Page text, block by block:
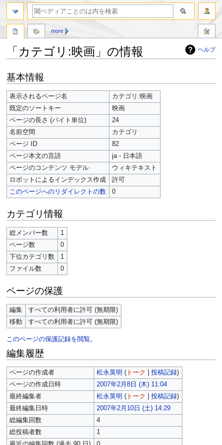
ヘルプ
「カテゴリ:映画」の情報
ナ
ビ
ゲ
ー
シ
ョ
ン
に
移
動
検
索
に
移
動
基本情報
表示されるページ名
カテゴリ:映画
既定のソートキー
映画
ページの長さ (バイト単位)
24
名前空間
カテゴリ
ページ ID
82
ページ本文の言語
ja - 日本語
ページのコンテンツ モデル
ウィキテキスト
ロボットによるインデックス作成
許可
このページへのリダイレクトの数
0
カテゴリ情報
総メンバー数
1
ページ数
0
下位カテゴリ数
1
ファイル数
0
ページの保護
編集
すべての利用者に許可 (無期限)
移動
すべての利用者に許可 (無期限)
このページの保護記録を閲覧。
編集履歴
ページの作成者 松永英明 (トーク 投稿記録)
ページの作成日時
2007年2月8日 (木) 11:04
最終編集者
松永英明 (トーク 投稿記録)
最終編集日時
2007年2月10日 (土) 14:29
総編集回数
4
総投稿者数
1
more